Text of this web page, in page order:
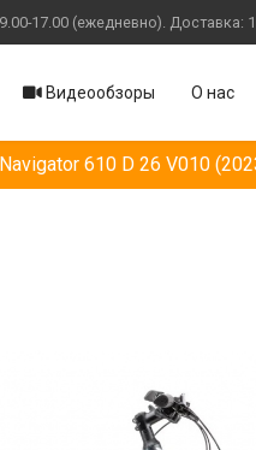
17.00 (ежедневно). Доставка:
Видеообзоры О нас
610 D 26 V010